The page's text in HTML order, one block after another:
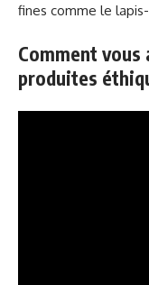
fines comme le
Comment
produites